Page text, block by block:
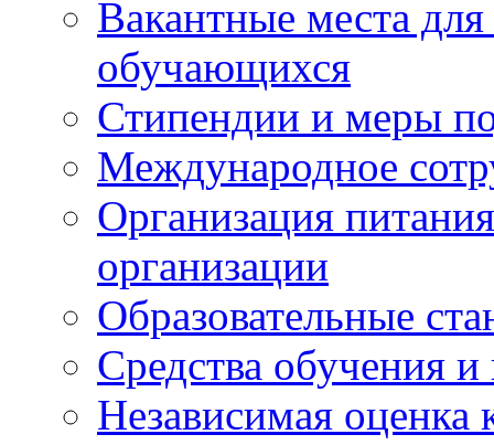
Вакантные места
обучающихся
Стипендии и меры
Международное
Организация
организации
Образовательные
Средства обучения и
Независимая оценка